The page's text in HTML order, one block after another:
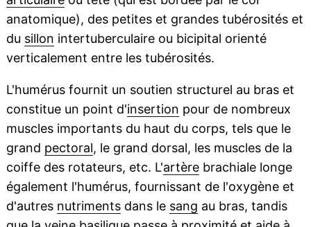
anatomique), des petites et grandes tubérosités et
du sillon intertuberculaire ou bicipital orienté
verticalement entre les tubérosités.
L'humérus fournit un soutien structurel au bras et
constitue un point d'insertion pour de nombreux
muscles importants du haut du corps, tels que le
grand pectoral, le grand dorsal, les muscles de la
coiffe des rotateurs, etc. L'artèrebrachiale longe
également l'humérus, fournissant de l'oxygène et
d'autres nutrimentsdans le sang au bras, tandis